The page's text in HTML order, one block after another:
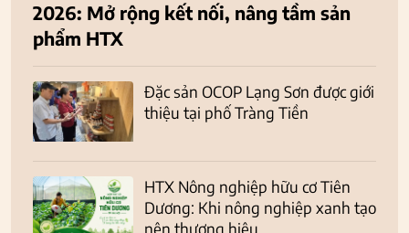
2026: Mở rộng kết nối, nâng tầm sản
phẩm HTX
Đặc sản OCOP Lạng Sơn được giới
thiệu tại phố Tràng Tiền
HTX Nông nghiệp hữu cơ Tiên
Dương: Khi nông nghiệp xanh tạo
nên thương hiệu